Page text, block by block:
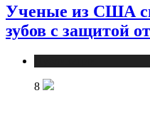
Ученые из США
зубов с защитой
8